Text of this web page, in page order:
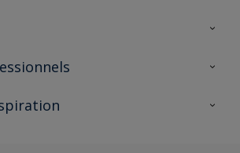
vente
🔗